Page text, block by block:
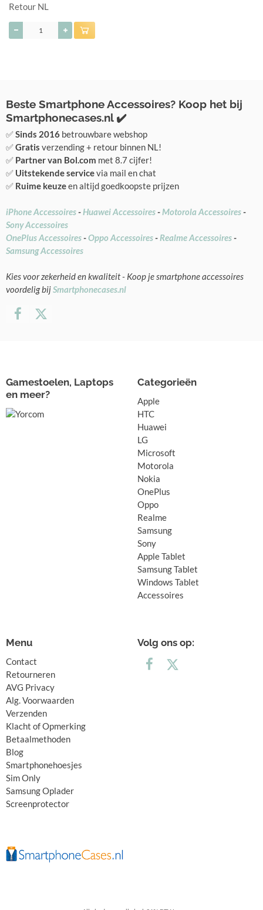
Retour NL
Beste Smartphone Accessoires? Koop het bij
Smartphonecases.nl ✔️
✅Sinds 2016 betrouwbare webshop
✅Gratis verzending + retour binnen NL!
✅ Partner van Bol.com met 8.7 cijfer!
✅ Uitstekende servicevia mail en chat
✅ Ruime keuzeen altijd goedkoopste prijzen
iPhone Accessoires-Huawei Accessoires-Motorola Accessoires-
Sony Accessoires
OnePlus Accessoires-Oppo Accessoires- Realme Accessoires-
Samsung Accessoires
Kies voor zekerheid en kwaliteit - Koop je smartphone accessoires
voordelig bijSmartphonecases.nl
Categorieën
Apple
HTC
Huawei
LG
Microsoft
Motorola
Nokia
OnePlus
Oppo
Realme
Samsung
Sony
Apple Tablet
Samsung Tablet
Windows Tablet
Accessoires
Menu
Contact
Retourneren
AVG Privacy
Alg. Voorwaarden
Verzenden
Klacht of Opmerking
Betaalmethoden
Blog
Smartphonehoesjes
Sim Only
Samsung Oplader
Screenprotector
Volg ons op:
Gamestoelen, Laptops
en meer?